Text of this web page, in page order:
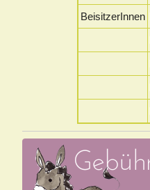
BeisitzerInnen